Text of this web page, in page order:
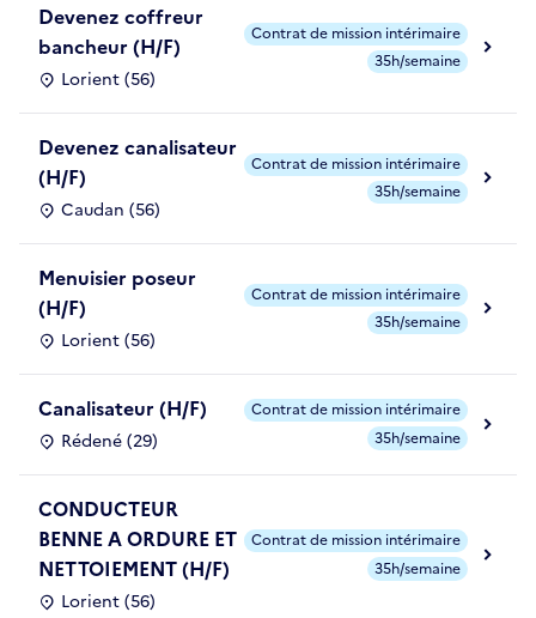
Devenez coffreur
bancheur (H/F)
Lorient (56)
Contrat de mission intérimaire
35h/semaine
Devenez canalisateur
(H/F)
Caudan (56)
Contrat de mission intérimaire
35h/semaine
Menuisier poseur
(H/F)
Lorient (56)
Contrat de mission intérimaire
35h/semaine
Canalisateur (H/F)
Rédené (29)
Contrat de mission intérimaire
35h/semaine
CONDUCTEUR
BENNE A ORDURE ET
NETTOIEMENT (H/F)
Lorient (56)
Contrat de mission intérimaire
35h/semaine